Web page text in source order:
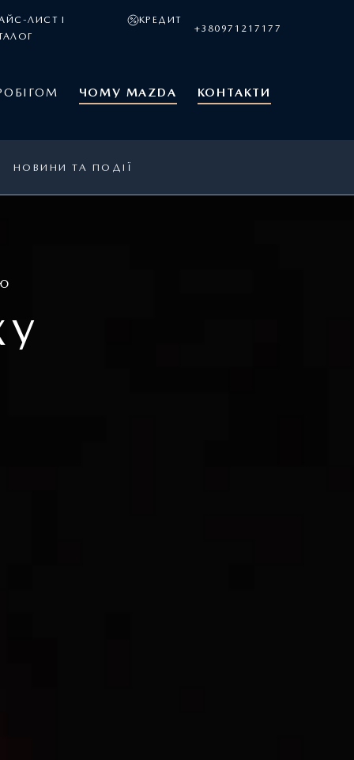
ЛИСТ І
КРЕДИТ
+380971217177
ЧОМУ MAZDA КОНТАКТИ
НОВИНИ ТА ПОДІЇ